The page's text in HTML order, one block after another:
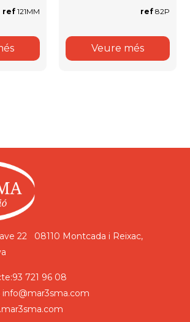
ref121MM ref82P
Veure més
22
08110 Montcada i Reixac,
93 721 96 08
info@mar3sma.com